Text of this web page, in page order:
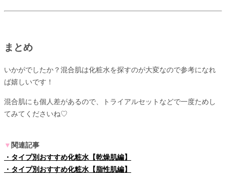
まとめ
いかがでしたか？混合肌は化粧水を探すのが大変なので参考になれ
ば嬉しいです！
混合肌にも個人差があるので、トライアルセットなどで一度ためし
てみてくださいね♡
▼ 関連記事
・タイプ別おすすめ化粧水【乾燥肌編】
・タイプ別おすすめ化粧水【脂性肌編】